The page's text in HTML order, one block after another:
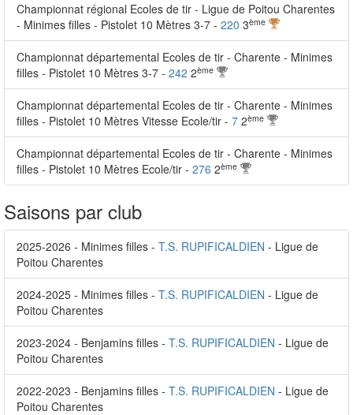
Championnat régional Ecoles de tir - Ligue de Poitou Charentes
- Minimes filles - Pistolet 10 Mètres 3-7 - 220 3ème
Championnat départemental Ecoles de tir - Charente - Minimes
filles - Pistolet 10 Mètres 3-7 - 242 2ème
Championnat départemental Ecoles de tir - Charente - Minimes
filles - Pistolet 10 Mètres Vitesse Ecole/tir - 7 2ème
Championnat départemental Ecoles de tir - Charente - Minimes
filles - Pistolet 10 Mètres Ecole/tir - 276 2ème
Saisons par club
2025-2026 - Minimes filles - T.S. RUPIFICALDIEN - Ligue de
Poitou Charentes
2024-2025 - Minimes filles - T.S. RUPIFICALDIEN - Ligue de
Poitou Charentes
2023-2024 - Benjamins filles - T.S. RUPIFICALDIEN - Ligue de
Poitou Charentes
2022-2023 - Benjamins filles - T.S. RUPIFICALDIEN - Ligue de
Poitou Charentes